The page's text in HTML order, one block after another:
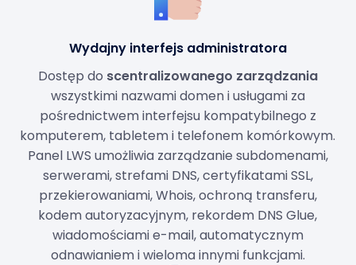
Wydajny interfejs administratora
Dostęp do scentralizowanego zarządzania
wszystkimi nazwami domen i usługami za
pośrednictwem interfejsu kompatybilnego z
komputerem, tabletem i telefonem komórkowym.
Panel LWS umożliwia zarządzanie subdomenami,
serwerami, strefami DNS, certyfikatami SSL,
przekierowaniami, Whois, ochroną transferu,
kodem autoryzacyjnym, rekordem DNS Glue,
wiadomościami e-mail, automatycznym
odnawianiem i wieloma innymi funkcjami.